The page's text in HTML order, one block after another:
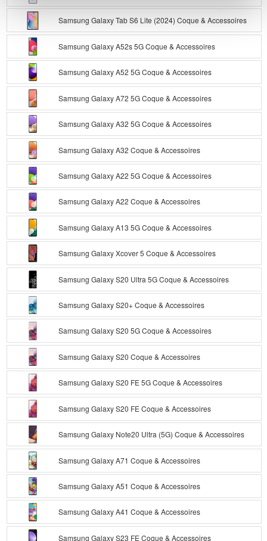
Samsung Galaxy Tab S6 Lite (2024) Coque & Accessoires
Samsung Galaxy A52s 5G Coque & Accessoires
Samsung Galaxy A52 5G Coque & Accessoires
Samsung Galaxy A72 5G Coque & Accessoires
Samsung Galaxy A32 5G Coque & Accessoires
Samsung Galaxy A32 Coque & Accessoires
Samsung Galaxy A22 5G Coque & Accessoires
Samsung Galaxy A22 Coque & Accessoires
Samsung Galaxy A13 5G Coque & Accessoires
Samsung Galaxy Xcover 5 Coque & Accessoires
Samsung Galaxy S20 Ultra 5G Coque & Accessoires
Samsung Galaxy S20+ Coque & Accessoires
Samsung Galaxy S20 5G Coque & Accessoires
Samsung Galaxy S20 Coque & Accessoires
Samsung Galaxy S20 FE 5G Coque & Accessoires
Samsung Galaxy S20 FE Coque & Accessoires
Samsung Galaxy Note20 Ultra (5G) Coque & Accessoires
Samsung Galaxy A71 Coque & Accessoires
Samsung Galaxy A51 Coque & Accessoires
Samsung Galaxy A41 Coque & Accessoires
Samsung Galaxy S23 FE Coque & Accessoires